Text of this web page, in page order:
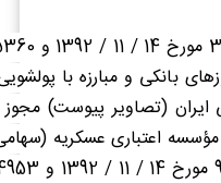
بانکی و مبارزه با
ایران (تصاویر پیوست)
اعتباری عسکریه